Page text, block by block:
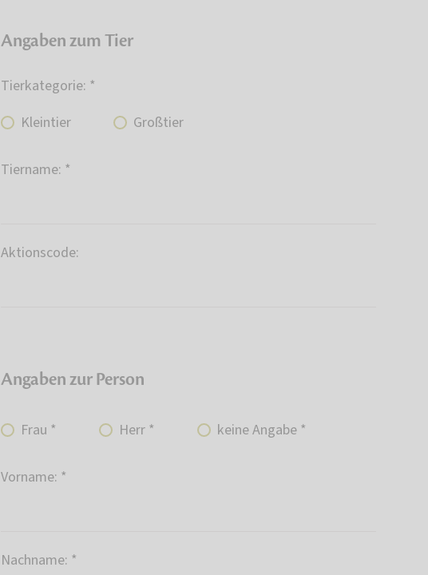
Angaben zum Tier
Tierkategorie: *
Kleintier
Großtier
Tiername: *
Aktionscode:
Angaben zur Person
Frau * Herr * keine Angabe *
Vorname: *
Nachname: *